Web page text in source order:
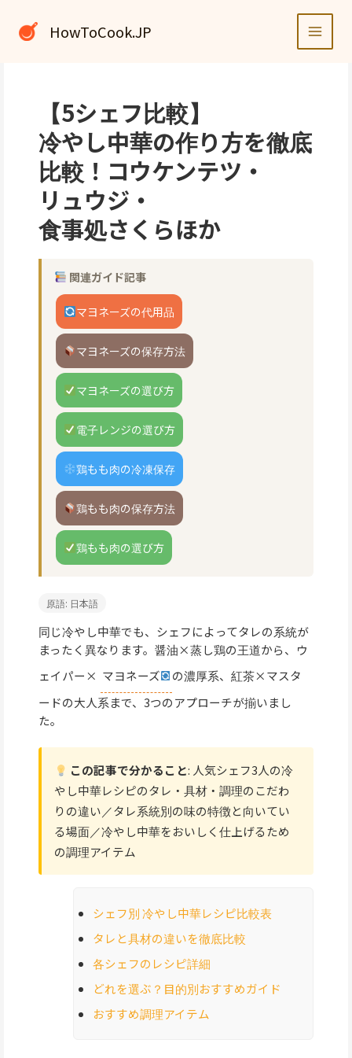
HowToCook.JP
【5シェフ比較】
冷やし中華の作り方を徹底
比較！コウケンテツ・
リュウジ・
食事処さくらほか
関連ガイド記事
マヨネーズの代用品
マヨネーズの保存方法
マヨネーズの選び方
電子レンジの選び方
鶏もも肉の冷凍保存
鶏もも肉の保存方法
鶏もも肉の選び方
原語: 日本語
同じ冷やし中華でも、シェフによってタレの系統が
まったく異なります。醤油×蒸し鶏の王道から、ウ
ェイパー× マヨネーズ
の濃厚系、紅茶×マスタ
ードの大人系まで、3つのアプローチが揃いまし
た。
この記事で分かること: 人気シェフ3人の冷
やし中華レシピのタレ・具材・調理のこだわ
りの違い／タレ系統別の味の特徴と向いてい
る場面／冷やし中華をおいしく仕上げるため
の調理アイテム
シェフ別 冷やし中華レシピ比較表
タレと具材の違いを徹底比較
各シェフのレシピ詳細
どれを選ぶ？目的別おすすめガイド
おすすめ調理アイテム